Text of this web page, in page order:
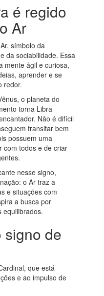
é regido
Ar
símbolo da
da sociabilidade. Essa
mente ágil e curiosa,
aprender e se
redor.
o planeta do
torna Libra
Não é difícil
transitar bem
possuem uma
com todos e de criar
nesse signo,
o Ar traz a
e situações com
a busca por
equilibrados.
signo de
que está
e ao impulso de